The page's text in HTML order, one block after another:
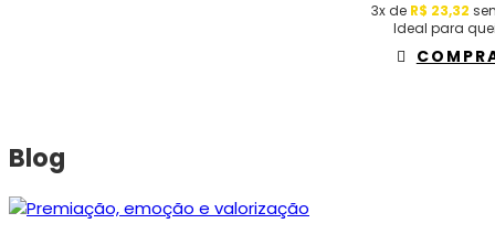
3x de R$ 23,32
Ideal para
Blog